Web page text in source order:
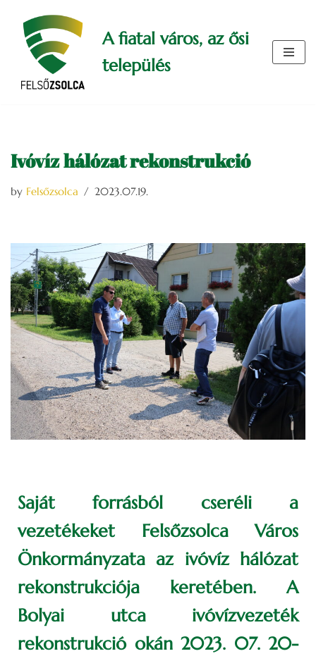
Skip
content
A fiatal város, az ősi
település
Ivóvíz hálózat rekonstrukció
by Felsőzsolca 2023.07.19.
Saját forrásból cseréli a
vezetékeket Felsőzsolca Város
Önkormányzata az ivóvíz hálózat
rekonstrukciója keretében. A
Bolyai utca ivóvízvezeték
rekonstrukció okán 2023. 07. 20-